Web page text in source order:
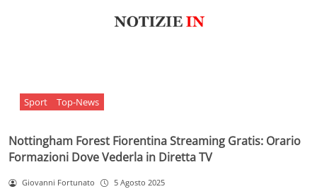
Sport Top-News
Nottingham Forest Fiorentina Streaming Gratis: Orario
Formazioni Dove Vederla in Diretta TV
Giovanni Fortunato 5 Agosto 2025